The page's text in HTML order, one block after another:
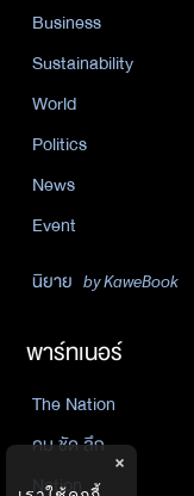
Business
Sustainability
World
Politics
News
Event
นิยาย by KaweBook
พาร์ทเนอร์
The Nation
คม ชัด ลึก
Nation
×